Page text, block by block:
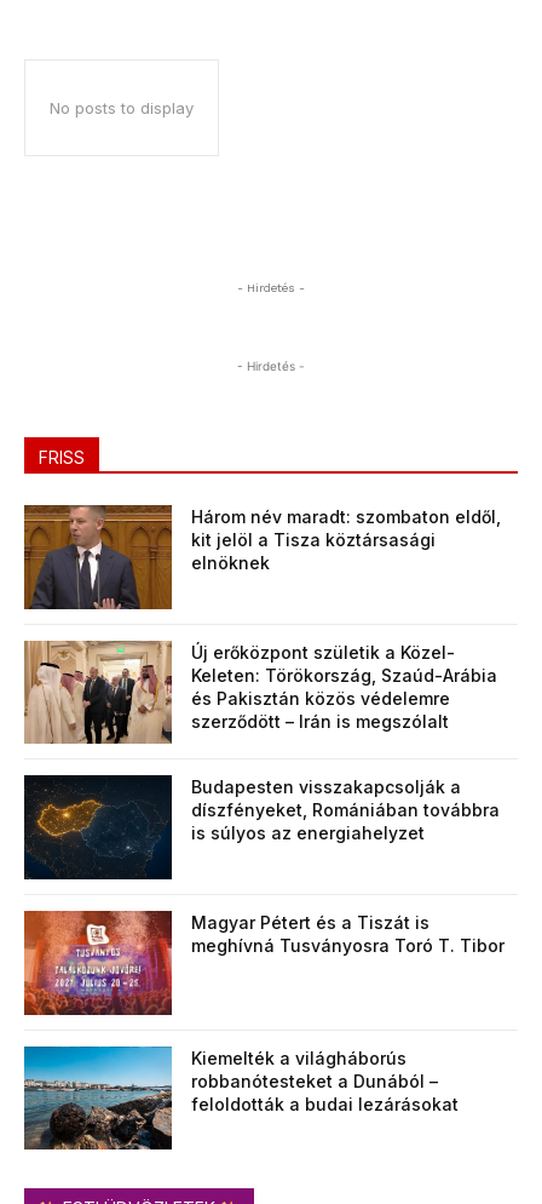
No posts to display
- Hirdetés -
- Hirdetés -
FRISS
Három név maradt: szombaton eldől,
kit jelöl a Tisza köztársasági
elnöknek
Új erőközpont születik a Közel-
Keleten: Törökország, Szaúd-Arábia
és Pakisztán közös védelemre
szerződött – Irán is megszólalt
Budapesten visszakapcsolják a
díszfényeket, Romániában továbbra
is súlyos az energiahelyzet
Magyar Pétert és a Tiszát is
meghívná Tusványosra Toró T. Tibor
Kiemelték a világháborús
robbanótesteket a Dunából –
feloldották a budai lezárásokat